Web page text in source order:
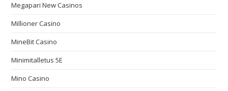
Megapari New Casinos
Millioner Casino
MineBit Casino
Minimitalletus 5E
Mino Casino